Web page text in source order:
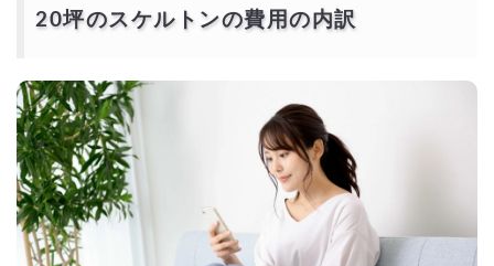
20坪のスケルトンの費用の内訳